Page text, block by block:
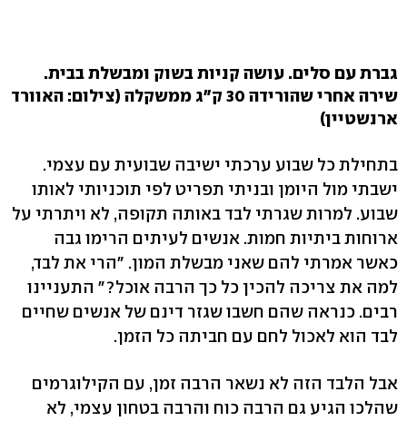
גברת עם סלים. עושה קניות בשוק ומבשלת בבית.
שירה אחרי שהורידה 30 ק"ג ממשקלה (צילום: האוורד
ארנשטיין)
בתחילת כל שבוע ערכתי ישיבה שבועית עם עצמי.
ישבתי מול היומן ובניתי תפריט לפי תוכניותי לאותו
שבוע. למרות שגרתי לבד באותה תקופה, לא ויתרתי על
ארוחות ביתיות חמות. אנשים לעיתים הרימו גבה
כאשר אמרתי להם שאני מבשלת המון. "הרי את לבד,
למה את צריכה להכין כל כך הרבה אוכל?" התעניינו
רבים. כנראה שהם חשבו שגזר דינם של אנשים שחיים
לבד הוא לאכול לחם עם חביתה כל הזמן.
אבל הלבד הזה לא נשאר הרבה זמן, עם הקילוגרמים
שהלכו הגיע גם הרבה כוח והרבה בטחון עצמי, לא